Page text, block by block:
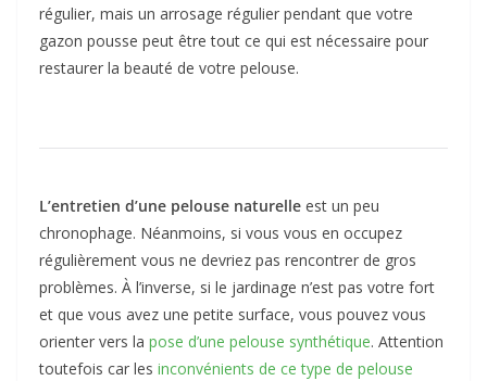
régulier, mais un arrosage régulier pendant que votre
gazon pousse peut être tout ce qui est nécessaire pour
restaurer la beauté de votre pelouse.
L’entretien d’une pelouse naturelle est un peu
chronophage. Néanmoins, si vous vous en occupez
régulièrement vous ne devriez pas rencontrer de gros
problèmes. À l’inverse, si le jardinage n’est pas votre fort
et que vous avez une petite surface, vous pouvez vous
orienter vers la pose d’une pelouse synthétique. Attention
toutefois car les inconvénients de ce type de pelouse